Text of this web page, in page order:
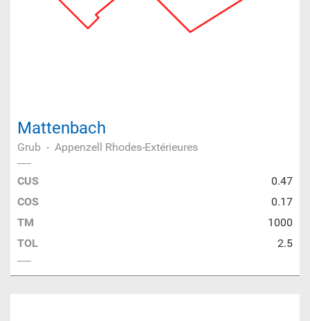
Mattenbach
Grub - Appenzell Rhodes-Extérieures
CUS
0.47
COS
0.17
TM
1000
TOL
2.5